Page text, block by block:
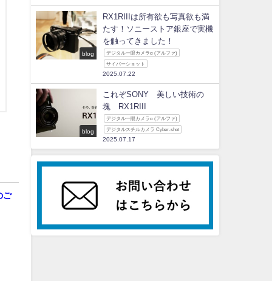
ご
blog
RX1RIIIは所有欲も写真欲も満
たす！ソニーストア銀座で実機
を触ってきました！
デジタル一眼カメラα (アルファ)
サイバーショット
2025.07.22
blog
これぞSONY 美しい技術の
塊 RX1RIII
デジタル一眼カメラα (アルファ)
デジタルスチルカメラ Cyber-shot
2025.07.17